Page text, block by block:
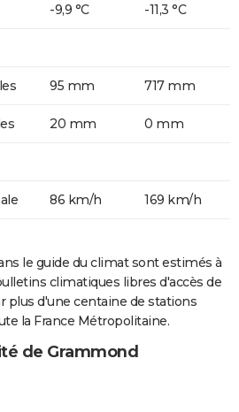
-9,9 °C -11,3 °C
95 mm 717 mm
20 mm 0 mm
86 km/h 169 km/h
le guide du climat sont estimés à
climatiques libres d'accès de
plus d'une centaine de stations
la France Métropolitaine.
de Grammond